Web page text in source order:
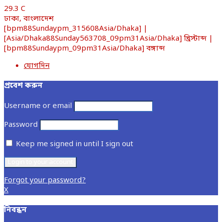
29.3 C
ঢাকা, বাংলাদেশ
[bpm88Sundaypm_315608Asia/Dhaka] |
[Asia/Dhaka88Sunday563708_09pm31Asia/Dhaka] খ্রিস্টাব্দ |
[bpm88Sundaypm_09pm31Asia/Dhaka] বঙ্গাব্দ
যোগদিন
প্রবেশ করুন
Username or email
Password
Keep me signed in until I sign out
Forgot your password?
X
নিবন্ধন